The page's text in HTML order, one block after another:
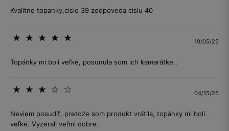
Kvalitne topanky,cislo 39 zodpoveda cislu 40
10/05/25
Topánky mi boli veľké, posunula som ich kamarátke..
04/15/25
Neviem posudíť, pretože som produkt vrátila, topánky mi boli
veľké. Vyzerali veľmi dobre.